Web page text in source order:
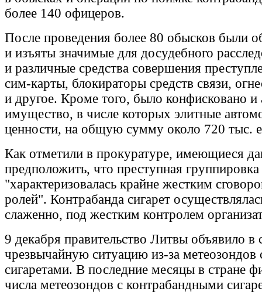
более 140 офицеров.
После проведения более 80 обысков были
и изъяты значимые для досудебного
и различные средства совершения
сим-карты, блокираторы средств связи,
и другое. Кроме того, было конфисковано и
имущество, в числе которых элитные
ценности, на общую сумму около 720 тыс.
Как отметили в прокуратуре, имеющиеся
предположить, что преступная группировка
"характеризовалась крайне жестким
ролей". Контрабанда сигарет
слаженно, под жестким контролем
9 декабря правительство Литвы объявило в
чрезвычайную ситуацию из-за
сигаретами. В последние месяцы в стране
числа метеозондов с контрабандными